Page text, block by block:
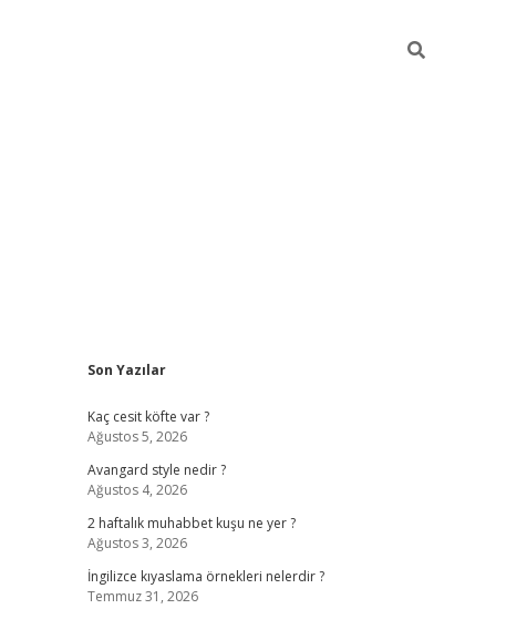
Sidebar
Son Yazılar
Kaç cesit köfte var ?
Ağustos 5, 2026
Avangard style nedir ?
Ağustos 4, 2026
2 haftalık muhabbet kuşu ne yer ?
Ağustos 3, 2026
İngilizce kıyaslama örnekleri nelerdir ?
Temmuz 31, 2026
https://hiltonbet-giris.com/